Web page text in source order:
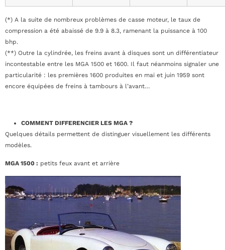
(*) A la suite de nombreux problèmes de casse moteur, le taux de
compression a été abaissé de 9.9 à 8.3, ramenant la puissance à 100
bhp.
(**) Outre la cylindrée, les freins avant à disques sont un différentiateur
incontestable entre les MGA 1500 et 1600. Il faut néanmoins signaler une
particularité : les premières 1600 produites en mai et juin 1959 sont
encore équipées de freins à tambours à l’avant…
COMMENT DIFFERENCIER LES MGA ?
Quelques détails permettent de distinguer visuellement les différents
modèles.
MGA 1500 : petits feux avant et arrière